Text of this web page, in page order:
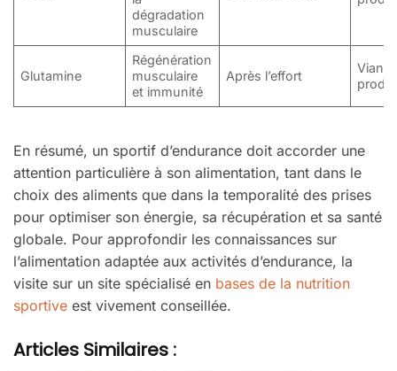
dégradation
musculaire
Glutamine
Régénération
musculaire
et immunité
Après l’effort
En résumé, un sportif d’endurance doit accorder une
attention particulière à son alimentation, tant dans le
choix des aliments que dans la temporalité des prises
pour optimiser son énergie, sa récupération et sa santé
globale. Pour approfondir les connaissances sur
l’alimentation adaptée aux activités d’endurance, la
visite sur un site spécialisé en bases de la nutrition
sportive est vivement conseillée.
Articles Similaires :